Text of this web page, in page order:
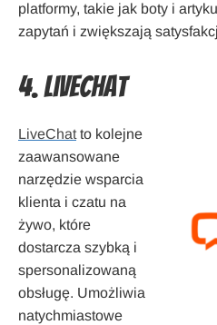
platformy, takie jak boty i
zapytań i zwiększają
4. LiveChat
LiveChat to kolejne
zaawansowane
narzędzie wsparcia
klienta i czatu na
żywo, które
dostarcza szybką i
spersonalizowaną
obsługę. Umożliwia
natychmiastowe